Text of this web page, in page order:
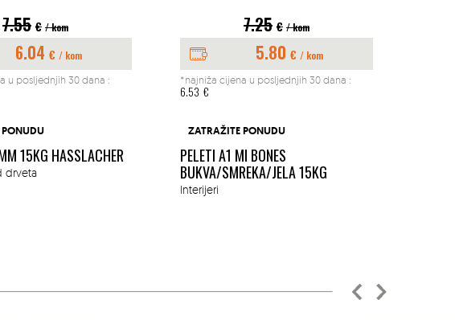
7.55 € / kom
6.04 € / kom
u posljednjih 30 dana :
15KG HASSLACHER
drveta
7.25 € / kom
5.80 € / kom
*najniža cijena u posljednjih 30 dana :
6.53 €
ZATRAŽITE PONUDU
PELETI A1 MI BONES
BUKVA/SMREKA/JELA 15KG
Interijeri